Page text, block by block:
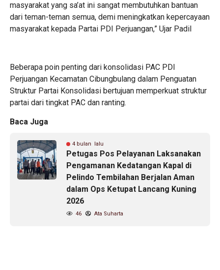
masyarakat yang sa’at ini sangat membutuhkan bantuan
dari teman-teman semua, demi meningkatkan kepercayaan
masyarakat kepada Partai PDI Perjuangan,” Ujar Padil
Beberapa poin penting dari konsolidasi PAC PDI
Perjuangan Kecamatan Cibungbulang dalam Penguatan
Struktur Partai Konsolidasi bertujuan memperkuat struktur
partai dari tingkat PAC dan ranting.
Baca Juga
4 bulan lalu
Petugas Pos Pelayanan Laksanakan
Pengamanan Kedatangan Kapal di
Pelindo Tembilahan Berjalan Aman
dalam Ops Ketupat Lancang Kuning
2026
46 Ata Suharta